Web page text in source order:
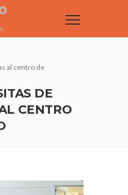
al centro de
DE
CENTRO